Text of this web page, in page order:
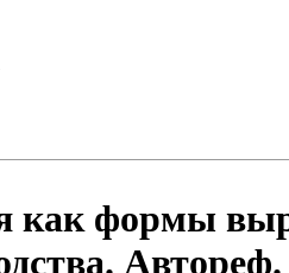
как формы